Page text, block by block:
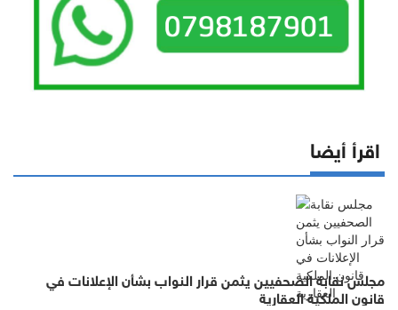
اقرأ أيضا
مجلس نقابة الصحفيين يثمن قرار النواب بشأن الإعلانات في
قانون الملكية العقارية